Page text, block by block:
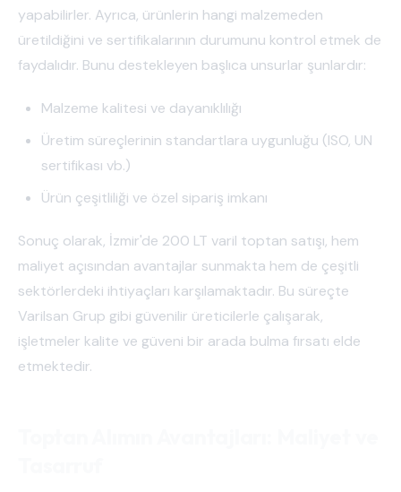
yapabilirler. Ayrıca, ürünlerin hangi malzemeden
üretildiğini ve sertifikalarının durumunu kontrol etmek de
faydalıdır. Bunu destekleyen başlıca unsurlar şunlardır:
Malzeme kalitesi ve dayanıklılığı
Üretim süreçlerinin standartlara uygunluğu (ISO, UN
sertifikası vb.)
Ürün çeşitliliği ve özel sipariş imkanı
Sonuç olarak, İzmir'de 200 LT varil toptan satışı, hem
maliyet açısından avantajlar sunmakta hem de çeşitli
sektörlerdeki ihtiyaçları karşılamaktadır. Bu süreçte
Varilsan Grup gibi güvenilir üreticilerle çalışarak,
işletmeler kalite ve güveni bir arada bulma fırsatı elde
etmektedir.